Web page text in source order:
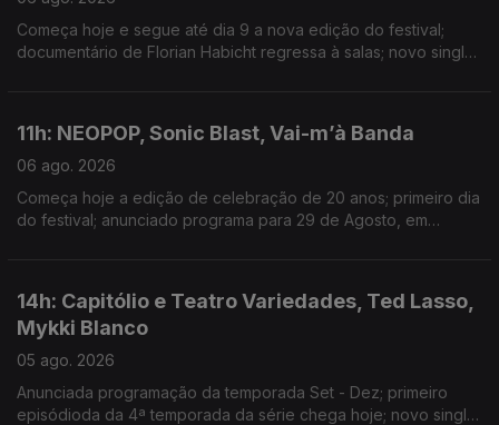
Começa hoje e segue até dia 9 a nova edição do festival;
documentário de Florian Habicht regressa à salas; novo single:
11h: NEOPOP, Sonic Blast, Vai-m’à Banda
06 ago. 2026
Começa hoje a edição de celebração de 20 anos; primeiro dia
do festival; anunciado programa para 29 de Agosto, em
14h: Capitólio e Teatro Variedades, Ted Lasso,
Mykki Blanco
05 ago. 2026
Anunciada programação da temporada Set - Dez; primeiro
episódioda da 4ª temporada da série chega hoje; novo single: